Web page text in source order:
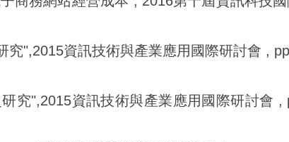
",2015資訊技術與產業應用國際研討會 ,
究",2015資訊技術與產業應用國際研討會 ,